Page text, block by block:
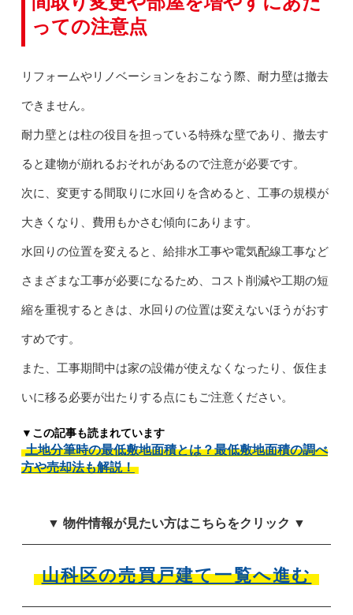
っての注意点
リフォームやリノベーションをおこなう際、耐力壁は撤去
できません。
耐力壁とは柱の役目を担っている特殊な壁であり、撤去す
ると建物が崩れるおそれがあるので注意が必要です。
次に、変更する間取りに水回りを含めると、工事の規模が
大きくなり、費用もかさむ傾向にあります。
水回りの位置を変えると、給排水工事や電気配線工事など
さまざまな工事が必要になるため、コスト削減や工期の短
縮を重視するときは、水回りの位置は変えないほうがおす
すめです。
また、工事期間中は家の設備が使えなくなったり、仮住ま
いに移る必要が出たりする点にもご注意ください。
▼この記事も読まれています
土地分筆時の最低敷地面積とは？最低敷地面積の調べ
方や売却法も解説！
▼ 物件情報が見たい方はこちらをクリック ▼
山科区の売買戸建て一覧へ進む